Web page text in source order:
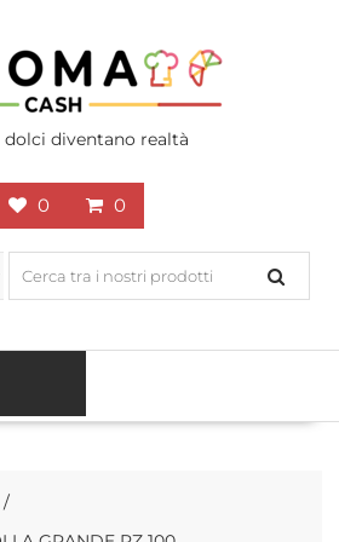
dolci diventano realtà
0 0